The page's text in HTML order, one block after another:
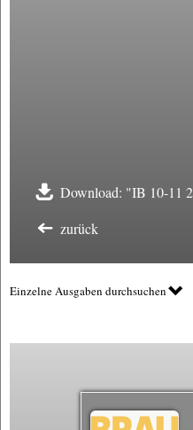
Download: "IB 10-11
zurück
Einzelne Ausgaben durchsuchen